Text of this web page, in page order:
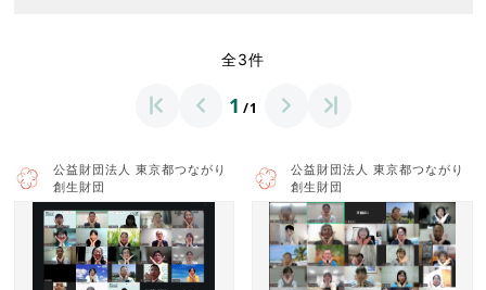
全3件
1 /1
公益財団法人 東京都つながり
創生財団
公益財団法人 東京都つながり
創生財団